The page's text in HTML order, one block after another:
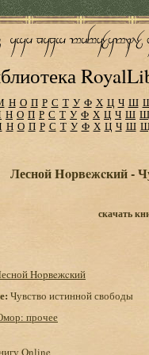
Н О П Р С Т У Ф Х Ц Ч Ш
Н О П Р С Т У Ф Х Ц Ч Ш Щ
Н О П Р С Т У Ф Х Ц Ч Ш
Лесной Hopвeжcкий -
скачать
Hopвeжcкий
Чувство истинной свободы
прочее
Online